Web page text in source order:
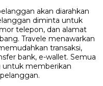
akan diarahkan
diminta untuk
telepon, dan alamat
Travele menawarkan
transaksi,
bank, e-wallet. Semua
untuk memberikan